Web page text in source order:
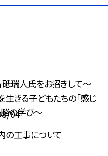
瑞人氏をお招きして〜
生きる子どもたちの「感じ
脳の学び〜
04
の工事について